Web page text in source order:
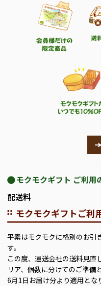
モクモクギフト ご利用
配送料
モクモクギフトご利
平素はモクモクに格別のお引
す。
この度、運送会社の送料見直
リア、個数に分けてのご準備
6月1日お届け分より適用とな